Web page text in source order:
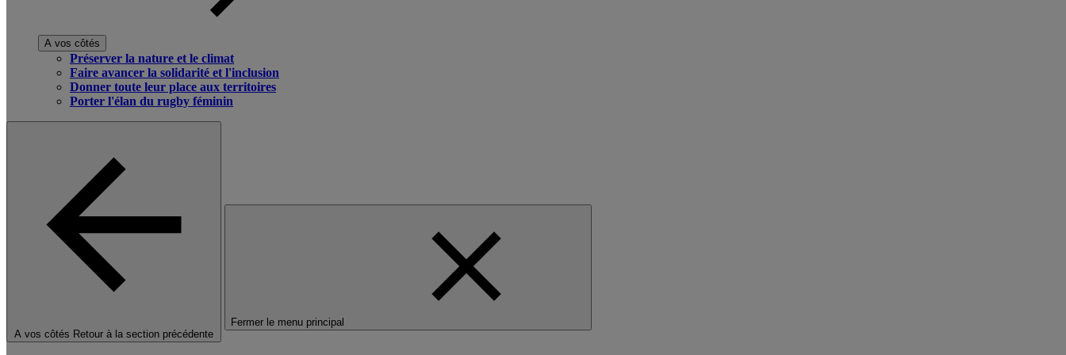
A vos côtés
Préserver la nature et le climat
Faire avancer la solidarité et l'inclusion
Donner toute leur place aux territoires
Porter l'élan du rugby féminin
A vos côtés Retour à la section précédente
Fermer le menu principal